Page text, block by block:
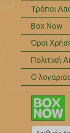
Τρόποι
Box Now
Όροι
Πολιτική
Ο